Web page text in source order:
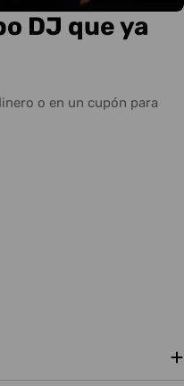
DJ que ya
o en un cupón para